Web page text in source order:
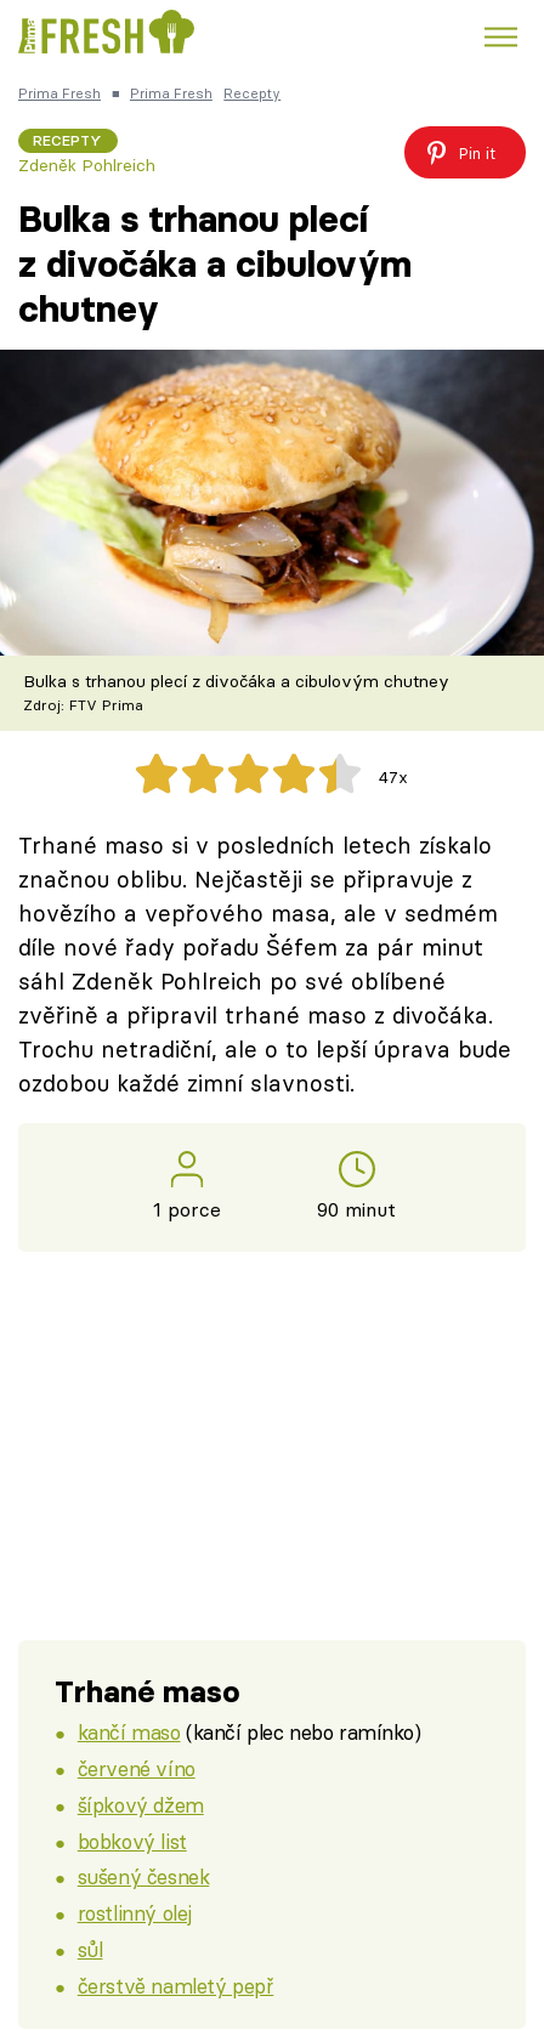
Česká kuchyně
Témata
Recepty
Články
TV Program
Škola vaření
Speciál: Cuketa
Těhotnej kuchař
Přihlášení
Sledujte nás
Prima Fresh ■ Prima Fresh Recepty
RECEPTY
Zdeněk Pohlreich
Pin it
Bulka s trhanou plecí
z divočáka a cibulovým
chutney
Bulka s trhanou plecí z divočáka a cibulovým chutney
Zdroj: FTV Prima
47x
Trhané maso si v posledních letech získalo
značnou oblibu. Nejčastěji se připravuje z
hovězího a vepřového masa, ale v sedmém
díle nové řady pořadu Šéfem za pár minut
sáhl Zdeněk Pohlreich po své oblíbené
zvěřině a připravil trhané maso z divočáka.
Trochu netradiční, ale o to lepší úprava bude
ozdobou každé zimní slavnosti.
1 porce 90 minut
Trhané maso
kančí maso (kančí plec nebo ramínko)
červené víno
šípkový džem
bobkový list
sušený česnek
rostlinný olej
sůl
čerstvě namletý pepř